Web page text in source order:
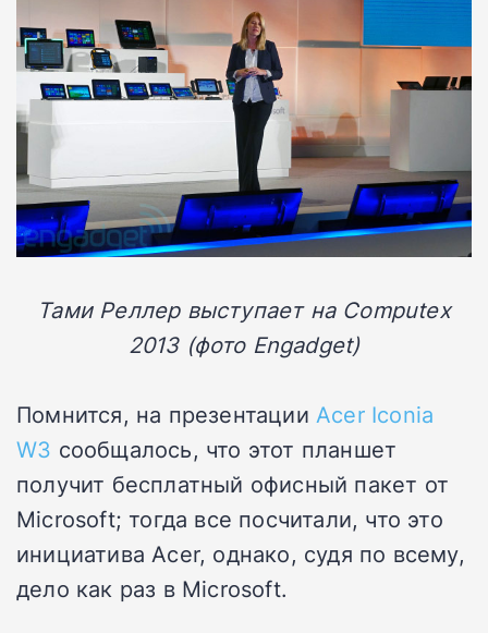
Тами Реллер выступает на Computex
2013 (фото Engadget)
Помнится, на презентации Acer Iconia
W3 сообщалось, что этот планшет
получит бесплатный офисный пакет от
Microsoft; тогда все посчитали, что это
инициатива Acer, однако, судя по всему,
дело как раз в Microsoft.